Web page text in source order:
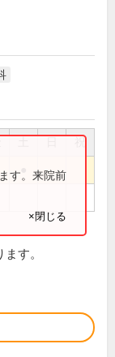
祝
す。来院前
×閉じる
す。